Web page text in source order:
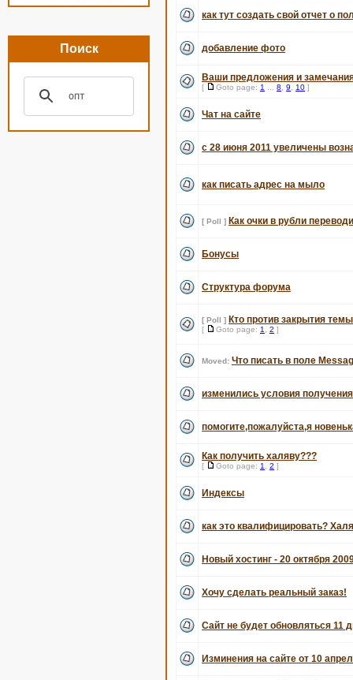
Поиск
как тут создать свой отчет о
добавление фото
Ваши предложения и
[ Goto page: 1 8 9 10 ]
Чат на сайте
с 28 июня 2011 увеличены
как писать адрес на мыло
[ Poll ] Как очки в рубли
Бонусы
Структура форума
[ Poll ] Кто против закрытия
[ Goto page: 1 2 ]
Moved: Что писать в поле
изменились условия
помогите,пожалуйста,я
Как получить халяву???
[ Goto page: 1 2 ]
Индексы
как это квалифицировать?
Новый хостинг - 20 октября
Хочу сделать реальный заказ!
Сайт не будет обновляться 11
Изминения на сайте от 10